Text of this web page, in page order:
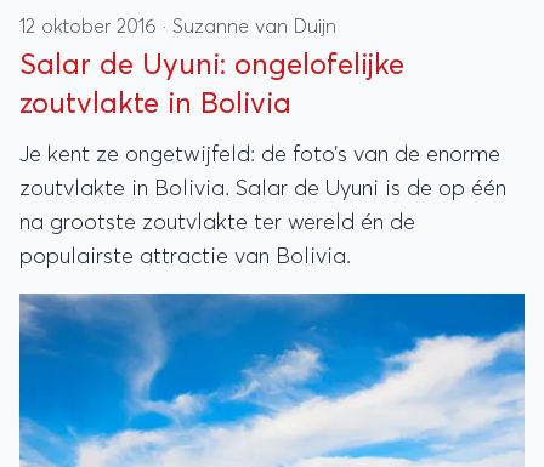
12 oktober 2016 · Suzanne van Duijn
Salar de Uyuni: ongelofelijke
zoutvlakte in Bolivia
Je kent ze ongetwijfeld: de foto’s van de enorme
zoutvlakte in Bolivia. Salar de Uyuni is de op één
na grootste zoutvlakte ter wereld én de
populairste attractie van Bolivia.